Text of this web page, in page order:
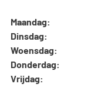
Maandag:
Dinsdag:
Woensdag:
Donderdag:
Vrijdag: